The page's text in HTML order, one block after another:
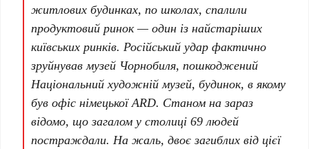
житлових будинках, по школах, спалили
продуктовий ринок — один із найстаріших
київських ринків. Російський удар фактично
зруйнував музей Чорнобиля, пошкоджений
Національний художній музей, будинок, в якому
був офіс німецької ARD. Станом на зараз
відомо, що загалом у столиці69 людей
постраждали. На жаль,двоє загиблих від цієї